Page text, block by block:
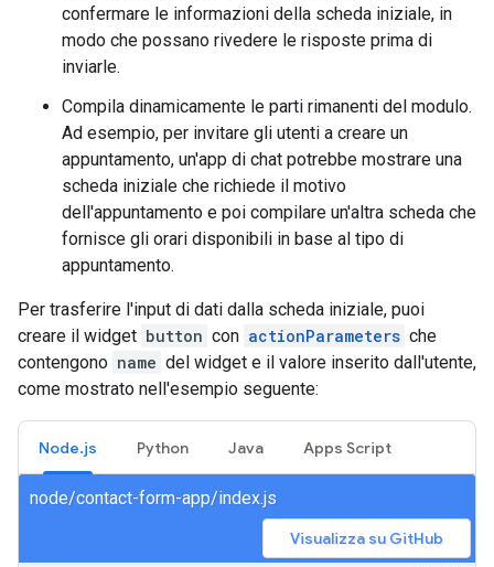
confermare le informazioni della scheda iniziale, in
modo che possano rivedere le risposte prima di
inviarle.
Compila dinamicamente le parti rimanenti del modulo.
Ad esempio, per invitare gli utenti a creare un
appuntamento, un'app di chat potrebbe mostrare una
scheda iniziale che richiede il motivo
dell'appuntamento e poi compilare un'altra scheda che
fornisce gli orari disponibili in base al tipo di
appuntamento.
Per trasferire l'input di dati dalla scheda iniziale, puoi
creare il widget button con actionParameters che
contengono name del widget e il valore inserito dall'utente,
come mostrato nell'esempio seguente:
Node.js Python Java Apps Script
node/contact-form-app/index.js
Visualizza su GitHub